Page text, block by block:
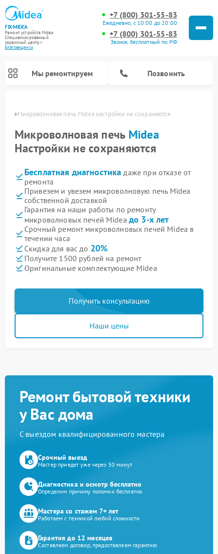
FIX-MIDEA
Ремонт устройств Midea
Специализированный
cервисный центр г.
Благовещенск
+7 (800) 301-55-83
Ежедневно, с 10:00 до 20:00
+7 (800) 301-55-83
Звонок бесплатный по РФ
Мы ремонтируем Позвонить
Микроволновая печь Midea настройки не сохраняются
Микроволновая печь Midea
Настройки не сохраняются
Бесплатная диагностика даже при отказе от
ремонта
Привезем и увезем микроволновую печь Midea
собственной доставкой
Гарантия на наши работы по ремонту
микроволновых печей Midea до 3-х лет
Срочный ремонт микроволновых печей Midea в
течении часа
Скидка для вас до 20%
Получите 1500 рублей на ремонт
Оригинальные комплектующие Midea
Получить консультацию
Наши цены
Ремонт бытовой техники
у Вас дома
С выездом квалифицированного мастера
Срочный выезд
Мастер приедет уже через 30 минут
Диагностика и осмотр бесплатно
Определим причину поломки бесплатно
Мастера со стажем 7+ лет
Работаем с техникой любой сложности
Гарантия до 12 месяцев
Составляем договор, предоставляем гарантию